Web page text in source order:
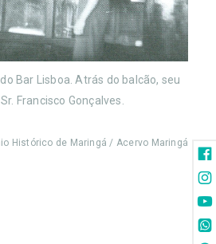
Bar Lisboa. Atrás do balcão, seu
Francisco Gonçalves.
Histórico de Maringá / Acervo Maringá